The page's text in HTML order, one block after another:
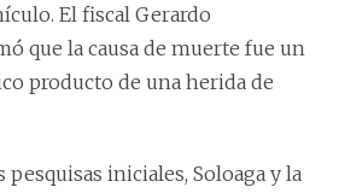
El fiscal Gerardo
que la causa de muerte fue un
producto de una herida de
pesquisas iniciales, Soloaga y la